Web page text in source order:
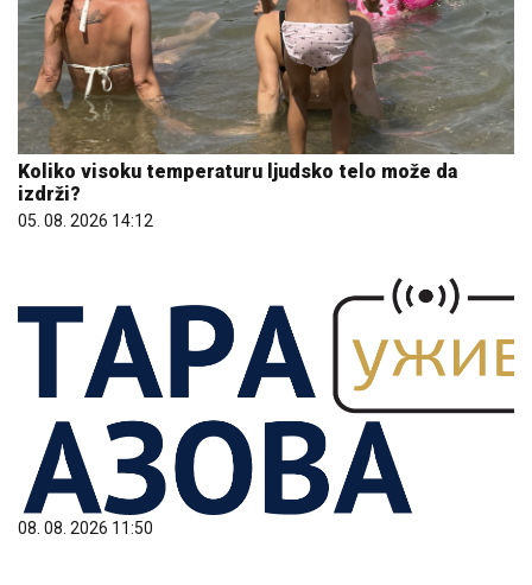
Koliko visoku temperaturu ljudsko telo može da
izdrži?
05. 08. 2026 14:12
08. 08. 2026 11:50